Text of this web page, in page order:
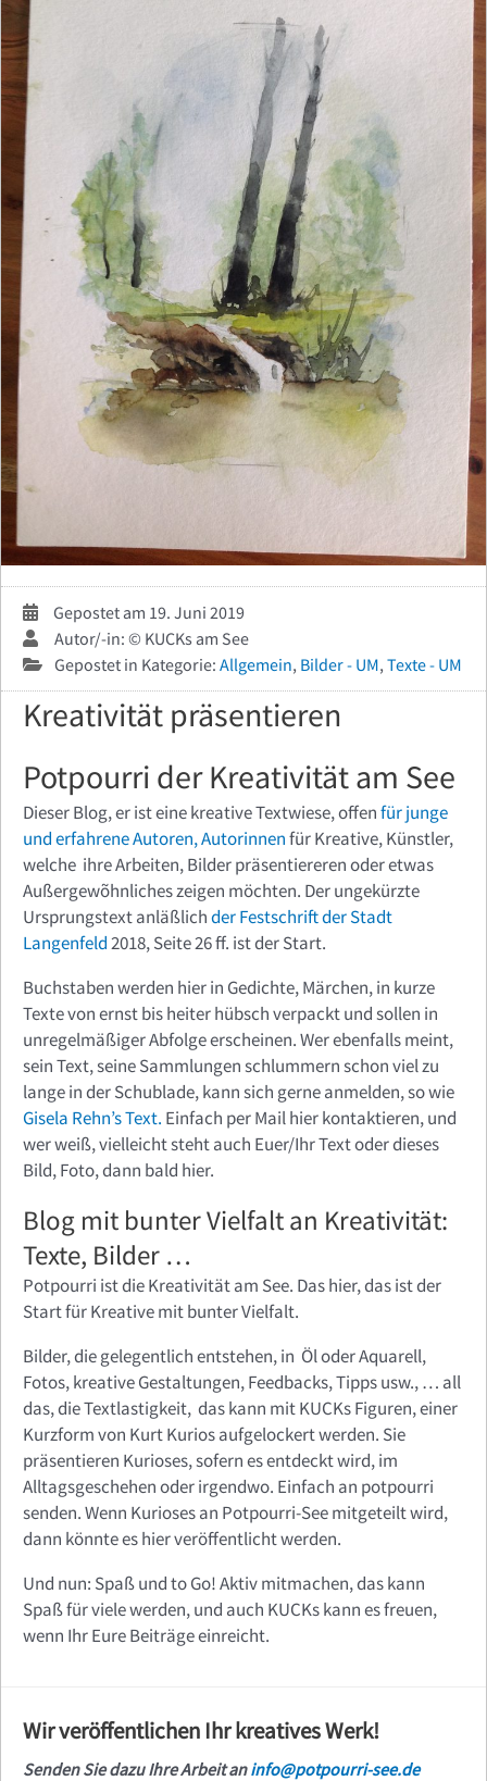
Gepostet am 19. Juni 2019
Autor/-in: © KUCKs am See
Gepostet in Kategorie: Allgemein, Bilder - UM, Texte - UM
Kreativität präsentieren
Potpourri der Kreativität am See
Dieser Blog, er ist eine kreative Textwiese, offenfür junge
und erfahrene Autoren, Autorinnenfür Kreative, Künstler,
welche ihre Arbeiten, Bilder präsentiereren oder etwas
Außergewõhnliches zeigen möchten. Der ungekürzte
Ursprungstext anläßlichder Festschriftder Stadt
Langenfeld2018, Seite 26 ff. ist der Start.
Buchstaben werden hier in Gedichte, Märchen, in kurze
Texte von ernst bis heiter hübsch verpackt und sollen in
unregelmäßiger Abfolge erscheinen. Wer ebenfalls meint,
sein Text, seine Sammlungen schlummern schon viel zu
lange in der Schublade, kann sich gerne anmelden, so wie
Gisela Rehn’s Text. Einfach per Mail hier kontaktieren, und
wer weiß, vielleicht steht auch Euer/Ihr Text oder dieses
Bild, Foto, dann bald hier.
Blog mit bunter Vielfalt an Kreativität:
Texte, Bilder …
Potpourri ist die Kreativität am See. Das hier, das ist der
Start für Kreative mit bunter Vielfalt.
Bilder, die gelegentlich entstehen, in Öl oder Aquarell,
Fotos, kreative Gestaltungen, Feedbacks, Tipps usw., … all
das, die Textlastigkeit, das kann mit KUCKs Figuren, einer
Kurzform von Kurt Kurios aufgelockert werden. Sie
präsentieren Kurioses, sofern es entdeckt wird, im
Alltagsgeschehen oder irgendwo. Einfach an potpourri
senden. Wenn Kurioses an Potpourri-See mitgeteilt wird,
dann könnte es hier veröffentlicht werden.
Und nun: Spaß und to Go! Aktiv mitmachen, das kann
Spaß für viele werden, und auch KUCKs kann es freuen,
wenn Ihr Eure Beiträge einreicht.
Wir veröffentlichen Ihr kreatives Werk!
Senden Sie dazu Ihre Arbeit aninfo@potpourri-see.de